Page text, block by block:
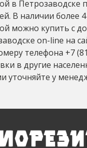
в Петрозаводске
В наличии более
можно купить с
on-line на
телефона +7
в другие
уточняйте у